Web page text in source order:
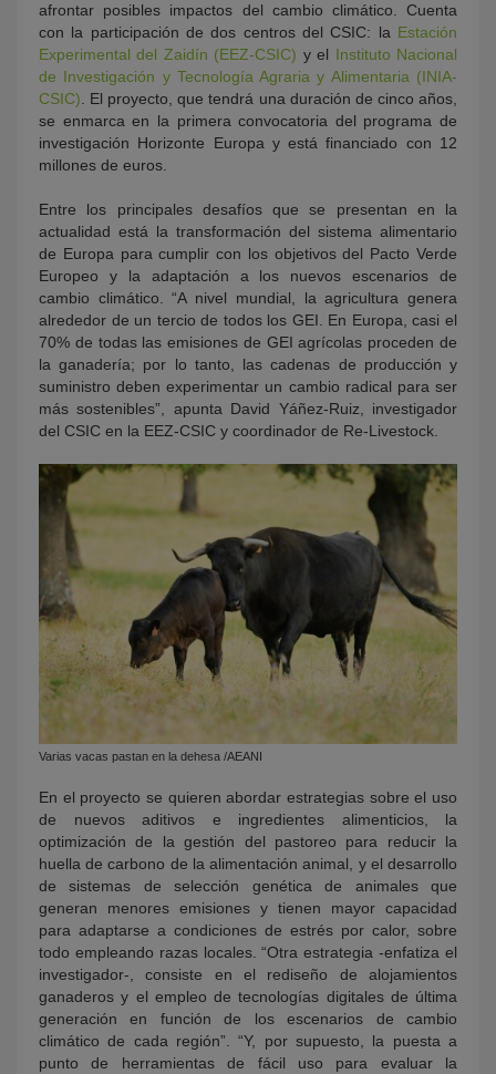
afrontar posibles impactos del cambio climático. Cuenta
con la participación de dos centros del CSIC: la Estación
Experimental del Zaidín (EEZ-CSIC) y el Instituto Nacional
de Investigación y Tecnología Agraria y Alimentaria (INIA-
CSIC) . El proyecto, que tendrá una duración de cinco años,
se enmarca en la primera convocatoria del programa de
investigación Horizonte Europa y está financiado con 12
millones de euros.
Entre los principales desafíos que se presentan en la
actualidad está la transformación del sistema alimentario
de Europa para cumplir con los objetivos del Pacto Verde
Europeo y la adaptación a los nuevos escenarios de
cambio climático. “A nivel mundial, la agricultura genera
alrededor de un tercio de todos los GEI. En Europa, casi el
70% de todas las emisiones de GEI agrícolas proceden de
la ganadería; por lo tanto, las cadenas de producción y
suministro deben experimentar un cambio radical para ser
más sostenibles”, apunta David Yáñez-Ruiz, investigador
del CSIC en la EEZ-CSIC y coordinador de Re-Livestock.
Varias vacas pastan en la dehesa /AEANI
En el proyecto se quieren abordar estrategias sobre el uso
de nuevos aditivos e ingredientes alimenticios, la
optimización de la gestión del pastoreo para reducir la
huella de carbono de la alimentación animal, y el desarrollo
de sistemas de selección genética de animales que
generan menores emisiones y tienen mayor capacidad
para adaptarse a condiciones de estrés por calor, sobre
todo empleando razas locales. “Otra estrategia -enfatiza el
investigador-, consiste en el rediseño de alojamientos
ganaderos y el empleo de tecnologías digitales de última
generación en función de los escenarios de cambio
climático de cada región”. “Y, por supuesto, la puesta a
punto de herramientas de fácil uso para evaluar la